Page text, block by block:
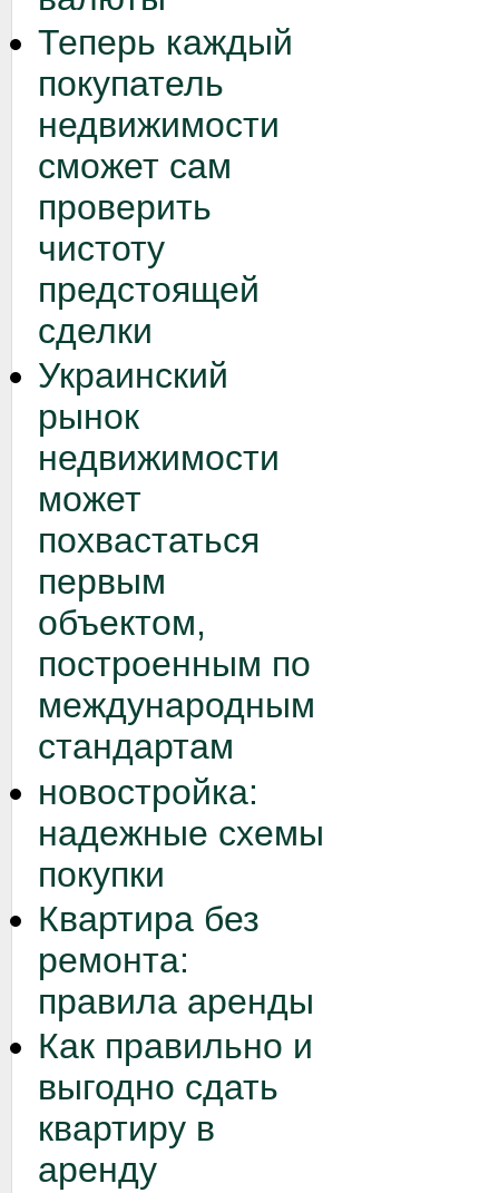
Теперь каждый
покупатель
недвижимости
сможет сам
проверить
чистоту
предстоящей
сделки
Украинский
рынок
недвижимости
может
похвастаться
первым
объектом,
построенным по
международным
стандартам
новостройка:
надежные схемы
покупки
Квартира без
ремонта:
правила аренды
Как правильно и
выгодно сдать
квартиру в
аренду